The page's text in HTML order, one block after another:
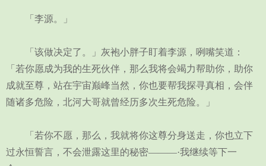
「李源。」
「该做决定了。」灰袍小胖子盯着李源，咧嘴笑道：
「若你愿成为我的生死伙伴，那么我将会竭力帮助你，助你
成就至尊，站在宇宙巅峰当然，你也要帮我探寻真相，会伴
随诸多危险，北河大哥就曾经历多次生死危险。」
「若你不愿，那么，我就将你这尊分身送走，你也立下
过永恒誓言，不会泄露这里的秘密———·我继续等下一